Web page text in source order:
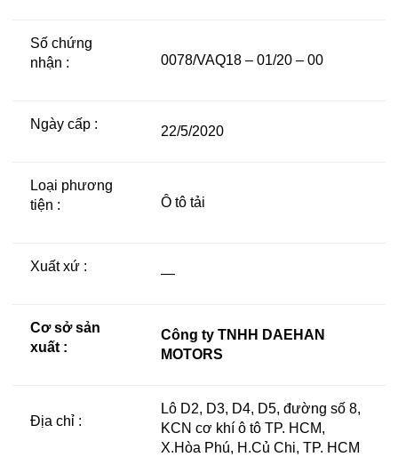
Số chứng
nhận :
0078/VAQ18 – 01/20 – 00
Ngày cấp : 22/5/2020
Loại phương
tiện :
Ô tô tải
Xuất xứ : —
Cơ sở sản
xuất :
Công ty TNHH DAEHAN
MOTORS
Địa chỉ :
Lô D2, D3, D4, D5, đường số 8,
KCN cơ khí ô tô TP. HCM,
X.Hòa Phú, H.Củ Chi, TP. HCM